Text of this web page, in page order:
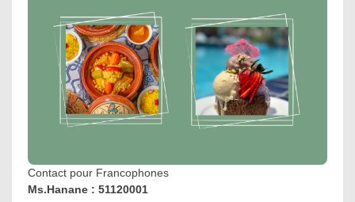
Contact pour Francophones
Ms.Hanane : 51120001